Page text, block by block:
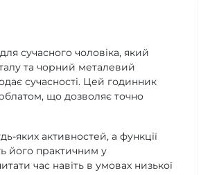
сучасного чоловіка, який
та чорний металевий
сучасності. Цей годинник
що дозволяє точно
яких активностей, а функції
його практичним у
час навіть в умовах низької